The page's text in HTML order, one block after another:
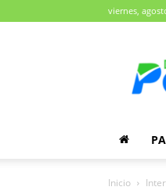
viernes,
Inicio